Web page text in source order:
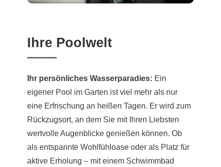
Ihre Poolwelt
Ihr persönliches Wasserparadies: Ein
eigener Pool im Garten ist viel mehr als nur
eine Erfrischung an heißen Tagen. Er wird zum
Rückzugsort, an dem Sie mit Ihren Liebsten
wertvolle Augenblicke genießen können. Ob
als entspannte Wohlfühloase oder als Platz für
aktive Erholung – mit einem Schwimmbad